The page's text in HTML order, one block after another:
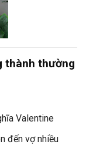
thành thường
Valentine
đến vợ nhiều